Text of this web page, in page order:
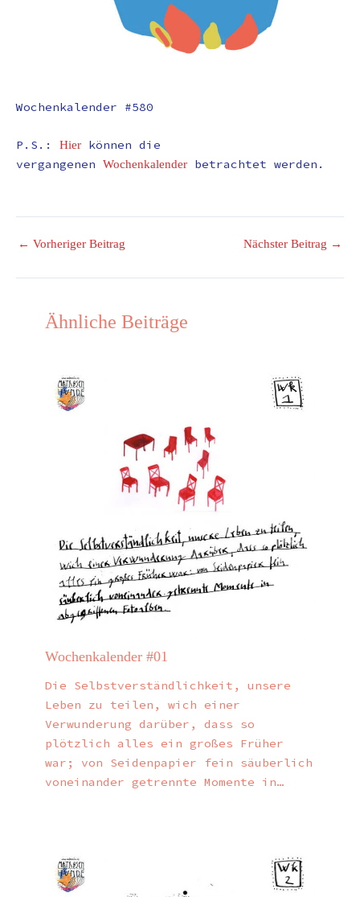
Wochenkalender #580
P.S.: Hier können die
vergangenen Wochenkalender betrachtet werden.
← Vorheriger Beitrag Nächster Beitrag →
Ähnliche Beiträge
Wochenkalender #01
Die Selbstverständlichkeit, unsere
Leben zu teilen, wich einer
Verwunderung darüber, dass so
plötzlich alles ein großes Früher
war; von Seidenpapier fein säuberlich
voneinander getrennte Momente in…